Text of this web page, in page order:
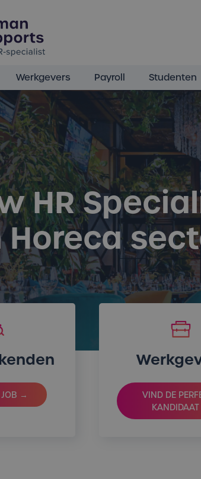
ressources humaines dans l’Horeca
Werkgevers Payroll Studenten
HR
Horeca
JOB →
VIND DE